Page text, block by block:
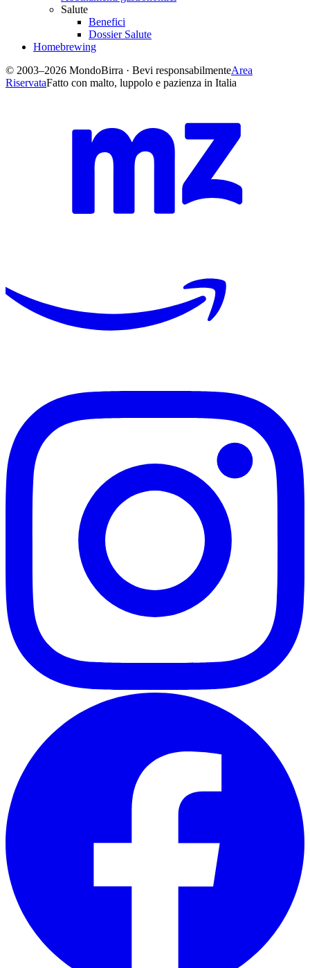
Salute
Benefici
Dossier Salute
Homebrewing
© 2003–2026 MondoBirra · Bevi responsabilmenteArea
RiservataFatto con malto, luppolo e pazienza in Italia